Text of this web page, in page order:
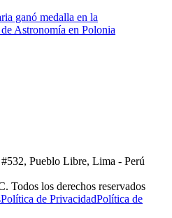
#532, Pueblo Libre, Lima - Perú
Todos los derechos reservados
Política de PrivacidadPolítica de